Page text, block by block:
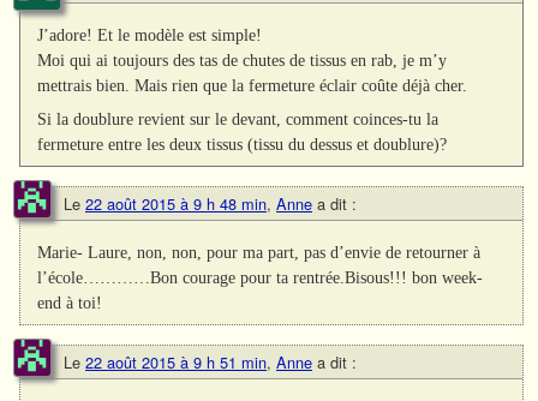
J’adore! Et le modèle est simple!
Moi qui ai toujours des tas de chutes de tissus en rab, je m’y
mettrais bien. Mais rien que la fermeture éclair coûte déjà cher.
Si la doublure revient sur le devant, comment coinces-tu la
fermeture entre les deux tissus (tissu du dessus et doublure)?
Le 22 août 2015 à 9 h 48 min, Anne a dit :
Marie- Laure, non, non, pour ma part, pas d’envie de retourner à
l’école…………Bon courage pour ta rentrée.Bisous!!! bon week-
end à toi!
Le 22 août 2015 à 9 h 51 min, Anne a dit :